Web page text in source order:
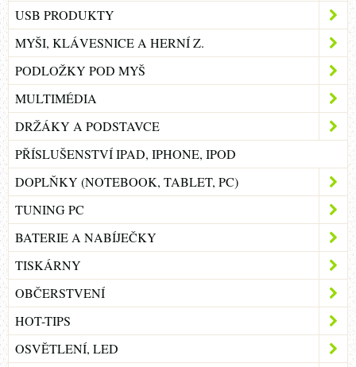
USB PRODUKTY
MYŠI, KLÁVESNICE A HERNÍ Z.
PODLOŽKY POD MYŠ
MULTIMÉDIA
DRŽÁKY A PODSTAVCE
PŘÍSLUŠENSTVÍ IPAD, IPHONE, IPOD
DOPLŇKY (NOTEBOOK, TABLET, PC)
TUNING PC
BATERIE A NABÍJEČKY
TISKÁRNY
OBČERSTVENÍ
HOT-TIPS
OSVĚTLENÍ, LED